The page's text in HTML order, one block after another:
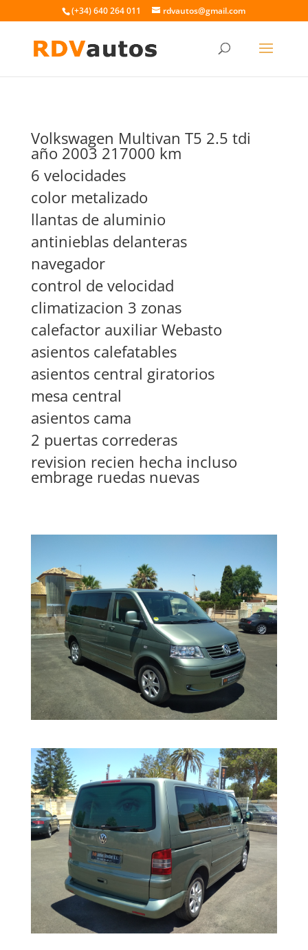
(+34) 640 264 011 rdvautos@gmail.com
Volkswagen Multivan T5 2.5 tdi
año 2003 217000 km
6 velocidades
color metalizado
llantas de aluminio
antinieblas delanteras
navegador
control de velocidad
climatizacion 3 zonas
calefactor auxiliar Webasto
asientos calefatables
asientos central giratorios
mesa central
asientos cama
2 puertas correderas
revision recien hecha incluso
embrage ruedas nuevas